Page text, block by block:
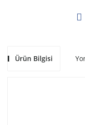
Ürün Bilgisi